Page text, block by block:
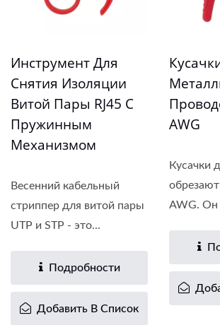
Инструмент Для
Снятия Изоляции
Витой Пары RJ45 С
Пружинным
Механизмом
Весенний кабельный
стриппер для витой пары
UTP и STP - это...
Подробности
Добавить В Список
AWG
Кусачки
AWG. Он